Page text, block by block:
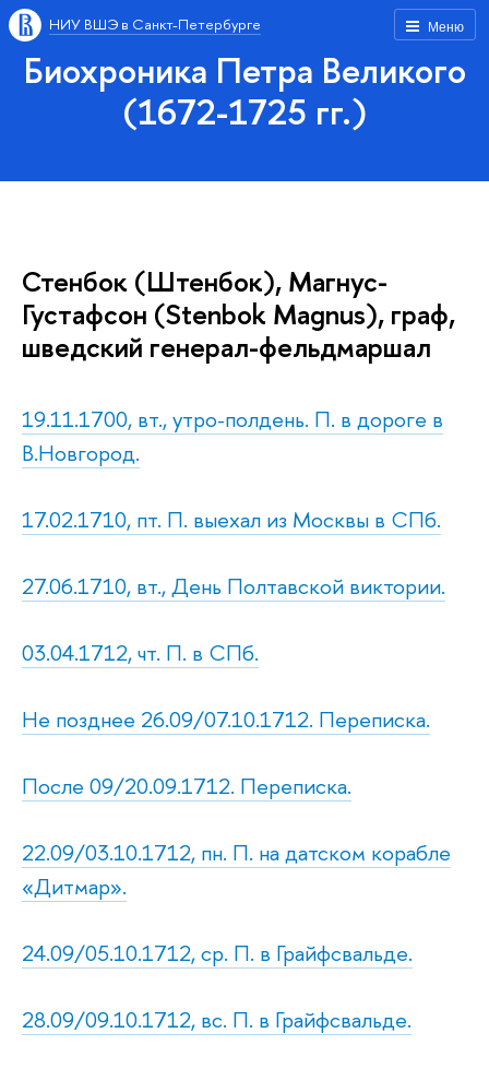
Меню
НИУ ВШЭ в Санкт-Петербурге
Биохроника Петра Великого
(1672-1725 гг.)
Стенбок (Штенбок), Магнус-
Густафсон (Stenbok Magnus), граф,
шведский генерал-фельдмаршал
19.11.1700, вт., утро-полдень. П. в дороге в
В.Новгород.
17.02.1710, пт. П. выехал из Москвы в СПб.
27.06.1710, вт., День Полтавской виктории.
03.04.1712, чт. П. в СПб.
Не позднее 26.09/07.10.1712. Переписка.
После 09/20.09.1712. Переписка.
22.09/03.10.1712, пн. П. на датском корабле
«Дитмар».
24.09/05.10.1712, ср. П. в Грайфсвальде.
28.09/09.10.1712, вс. П. в Грайфсвальде.